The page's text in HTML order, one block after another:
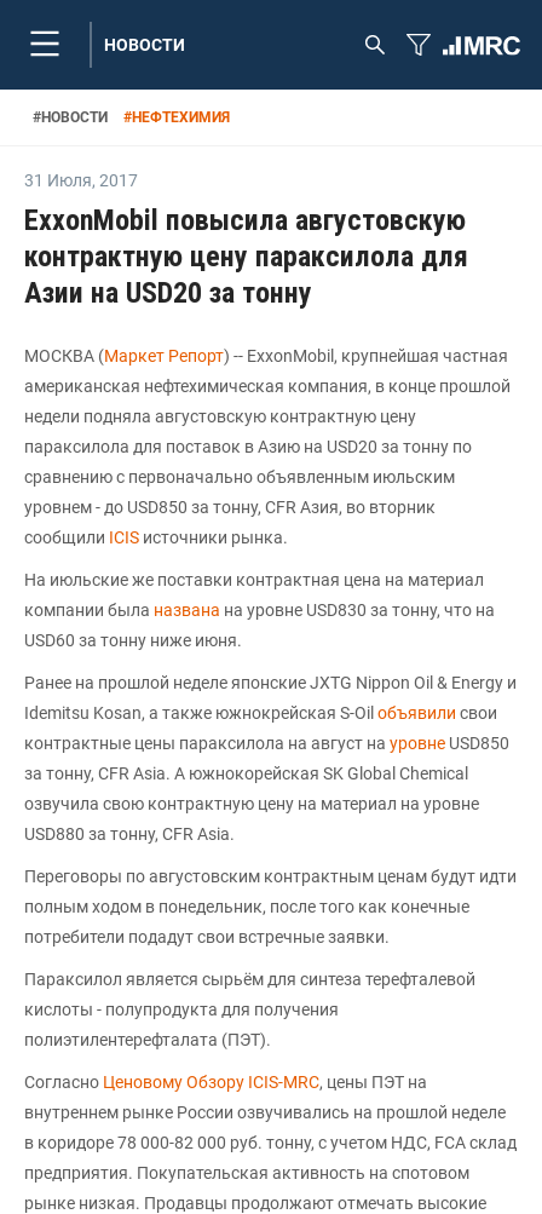
НОВОСТИ
#НОВОСТИ #НЕФТЕХИМИЯ
31 Июля, 2017
ExxonMobil повысила августовскую
контрактную цену параксилола для
Азии на USD20 за тонну
МОСКВА (Маркет Репорт) -- ExxonMobil, крупнейшая частная
американская нефтехимическая компания, в конце прошлой
недели подняла августовскую контрактную цену
параксилола для поставок в Азию на USD20 за тонну по
сравнению с первоначально объявленным июльским
уровнем - до USD850 за тонну, CFR Азия, во вторник
сообщили ICIS источники рынка.
На июльские же поставки контрактная цена на материал
компании была названа на уровне USD830 за тонну, что на
USD60 за тонну ниже июня.
Ранее на прошлой неделе японские JXTG Nippon Oil & Energy и
Idemitsu Kosan, а также южнокрейская S-Oil объявили свои
контрактные цены параксилола на август на уровне USD850
за тонну, CFR Asia. А южнокорейская SK Global Chemical
озвучила свою контрактную цену на материал на уровне
USD880 за тонну, CFR Asia.
Переговоры по августовским контрактным ценам будут идти
полным ходом в понедельник, после того как конечные
потребители подадут свои встречные заявки.
Параксилол является сырьём для синтеза терефталевой
кислоты - полупродукта для получения
полиэтилентерефталата (ПЭТ).
Согласно Ценовому Обзору ICIS-MRC, цены ПЭТ на
внутреннем рынке России озвучивались на прошлой неделе
в коридоре 78 000-82 000 руб. тонну, с учетом НДС, FCA склад
предприятия. Покупательская активность на спотовом
рынке низкая. Продавцы продолжают отмечать высокие